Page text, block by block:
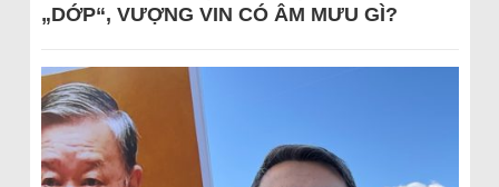
„DỚP“, VƯỢNG VIN CÓ ÂM MƯU GÌ?